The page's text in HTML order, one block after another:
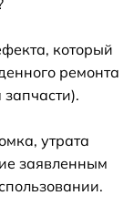
который
ремонта
утрата
заявленным